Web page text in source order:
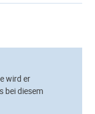
wird er
bei diesem